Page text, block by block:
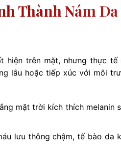
Thành Nám
hiện trên mặt, nhưng thực tế
lâu hoặc tiếp xúc với môi
mặt trời kích thích melanin
lưu thông chậm, tế bào da